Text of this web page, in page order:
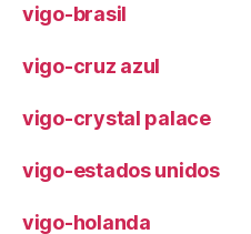
vigo-brasil
vigo-cruz azul
vigo-crystal palace
vigo-estados unidos
vigo-holanda